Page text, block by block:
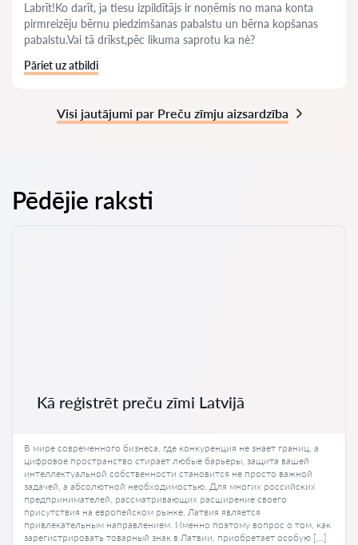
Labrīt!Ko darīt, ja tiesu izpildītājs ir noņēmis no mana konta
pirmreizēju bērnu piedzimšanas pabalstu un bērna kopšanas
pabalstu.Vai tā drīkst,pēc likuma saprotu ka nè?
Pāriet uz atbildi
Visi jautājumi par Preču zīmju aizsardzība
Pēdējie raksti
Kā reģistrēt preču zīmi Latvijā
В мире современного бизнеса, где конкуренция не знает границ, а
цифровое пространство стирает любые барьеры, защита вашей
интеллектуальной собственности становится не просто важной
задачей, а абсолютной необходимостью. Для многих российских
предпринимателей, рассматривающих расширение своего
присутствия на европейском рынке, Латвия является
привлекательным направлением. Именно поэтому вопрос о том, как
зарегистрировать товарный знак в Латвии, приобретает особую […]